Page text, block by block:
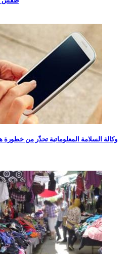
وكالة السلامة المعلوماتية تحذّر من خطورة